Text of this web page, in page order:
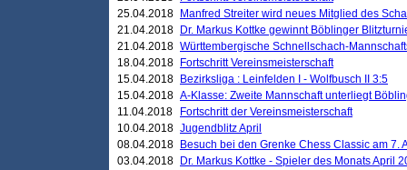
25.04.2018
Manfred Streiter wird neues Mitglied des
21.04.2018
Dr. Markus Kottke gewinnt Böblinger
21.04.2018 Württembergische Schnellschach-
18.04.2018
Fortschritt Vereinsmeisterschaft
15.04.2018
Bezirksliga : Leinfelden I - Wolfbusch II 3:5
15.04.2018 A-Klasse: Zweite Mannschaft unterliegt
11.04.2018
Fortschritt der Vereinsmeisterschaft
10.04.2018 Jugendblitz April
08.04.2018
Besuch bei den Grenke Chess Classic am 7.
03.04.2018
Dr. Markus Kottke - Spieler des Monats April